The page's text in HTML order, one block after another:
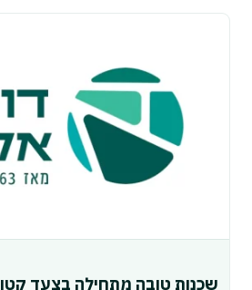
שכנות טובה מתחילה בצעד קטן